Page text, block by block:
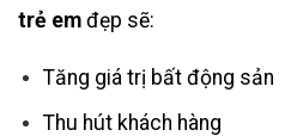
trẻ em đẹp sẽ:
Tăng giá trị bất động sản
Thu hút khách hàng